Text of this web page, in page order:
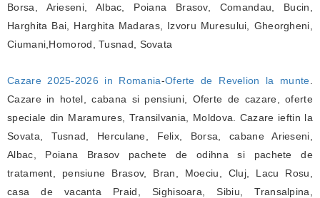
Borsa, Arieseni, Albac, Poiana Brasov, Comandau, Bucin,
Harghita Bai, Harghita Madaras, Izvoru Muresului, Gheorgheni,
Ciumani,Homorod, Tusnad, Sovata
Cazare 2025-2026 in Romania-Oferte de Revelion la munte
Cazare in hotel, cabana si pensiuni, Oferte de cazare, oferte
speciale din Maramures, Transilvania, Moldova. Cazare ieftin la
Sovata, Tusnad, Herculane, Felix, Borsa, cabane Arieseni,
Albac, Poiana Brasov pachete de odihna si pachete de
tratament, pensiune Brasov, Bran, Moeciu, Cluj, Lacu Rosu,
casa de vacanta Praid, Sighisoara, Sibiu, Transalpina,